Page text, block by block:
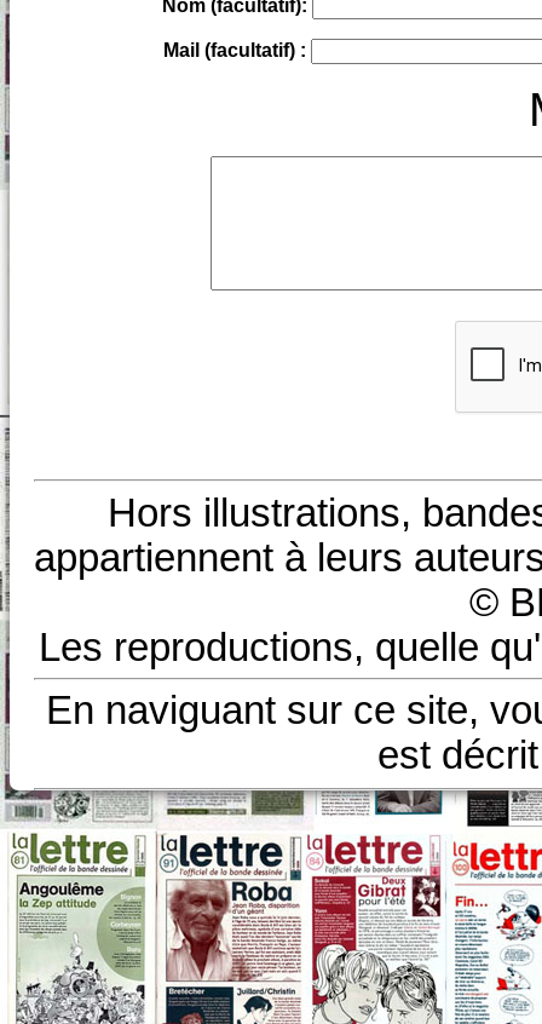
Nom (facultatif):
Mail (facultatif) :
Hors illustrations,
appartiennent à leurs
©
Les reproductions, quelle
En naviguant sur ce site,
est